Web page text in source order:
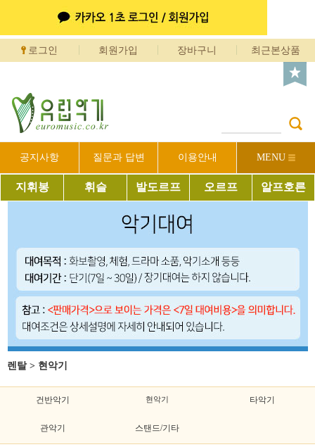
로그인 회원가입 장바구니 최근본상품
공지사항 질문과 답변 이용안내 MENU
지휘봉 휘슬 발도르프 오르프 알프호른
렌탈> 현악기
건반악기 현악기 타악기
관악기 스탠드/기타